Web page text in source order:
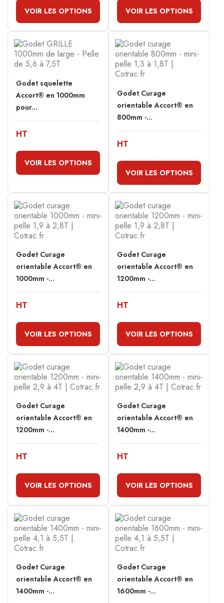
VOIR LES OPTIONS VOIR LES OPTIONS
Godet squelette
Accort® en 1000mm
pour...
HT
VOIR LES OPTIONS
Godet Curage
orientable Accort® en
800mm -...
HT
VOIR LES OPTIONS
Godet Curage
orientable Accort® en
1000mm -...
HT
VOIR LES OPTIONS
Godet Curage
orientable Accort® en
1200mm -...
HT
VOIR LES OPTIONS
Godet Curage
orientable Accort® en
1200mm -...
HT
VOIR LES OPTIONS
Godet Curage
orientable Accort® en
1400mm -...
HT
VOIR LES OPTIONS
Godet Curage
orientable Accort® en
1400mm -...
Godet Curage
orientable Accort® en
1600mm -...